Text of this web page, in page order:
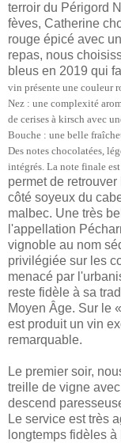
terroir du Périgord
fèves, Catherine
rouge épicé avec
repas, nous
bleus en 2019 qui
vin présente une couleur
Nez : une complexité
de cerises à kirsch avec
Bouche : une belle
Des notes chocolatées,
intégrés. La note finale
permet de
côté soyeux du
malbec. Une très
l'appellation
vignoble au nom
privilégiée sur les
menacé par
reste fidèle à sa
Moyen Âge. Sur le
est produit un vin
remarquable.
Le premier soir,
treille de vigne
descend
Le service est très
longtemps fidèles